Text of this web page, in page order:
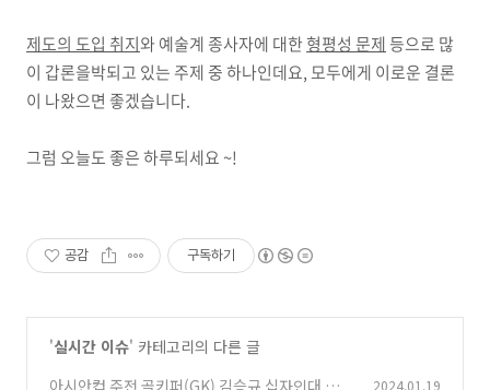
제도의 도입 취지와 예술계 종사자에 대한형평성 문제등으로 많
이 갑론을박되고 있는 주제 중 하나인데요, 모두에게 이로운 결론
이 나왔으면 좋겠습니다.
그럼 오늘도 좋은 하루되세요 ~!
공감 구독하기
'실시간 이슈' 카테고리의 다른 글
아시안컵 주전 골키퍼(GK) 김승규 십자인대 파열
2024.01.19